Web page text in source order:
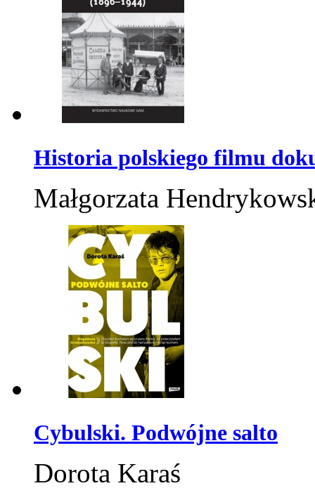
Historia polskiego filmu
Małgorzata
Cybulski. Podwójne salto
Dorota Karaś